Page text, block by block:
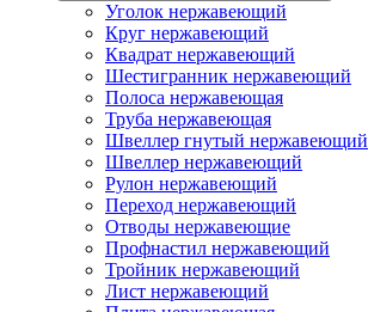
Уголок нержавеющий
Круг нержавеющий
Квадрат нержавеющий
Шестигранник нержавеющий
Полоса нержавеющая
Труба нержавеющая
Швеллер гнутый нержавеющий
Швеллер нержавеющий
Рулон нержавеющий
Переход нержавеющий
Отводы нержавеющие
Профнастил нержавеющий
Тройник нержавеющий
Лист нержавеющий